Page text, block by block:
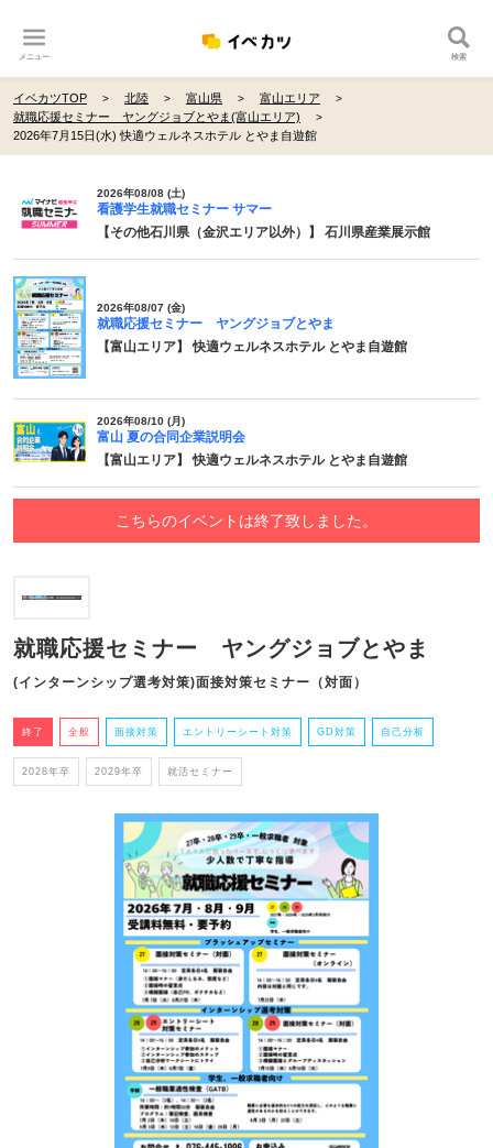
メニュー 検索
イベカツTOP 北陸 富山県
富山エリア
就職応援セミナー ヤングジョブとやま(富山エリア)
2026年7月15日(水) 快適ウェルネスホテル とやま自遊館
2026年08/08 (土)
看護学生就職セミナー サマー
【その他石川県（金沢エリア以外）】 石川県産業展示館
2026年08/07 (金)
就職応援セミナー ヤングジョブとやま
【富山エリア】 快適ウェルネスホテル とやま自遊館
2026年08/10 (月)
富山 夏の合同企業説明会
【富山エリア】 快適ウェルネスホテル とやま自遊館
こちらのイベントは終了致しました。
就職応援セミナー ヤングジョブとやま
(インターンシップ選考対策)面接対策セミナー（対面）
終了 全般 面接対策 エントリーシート対策 GD対策 自己分析
2028年卒 2029年卒 就活セミナー